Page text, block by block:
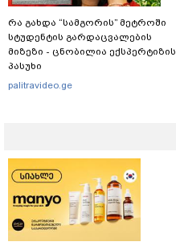
რა გახდა “სამგორის” მეტროში
სტუდენტის გარდაცვალების
მიზეზი - ცნობილია ექსპერტიზის
პასუხი
palitravideo.ge